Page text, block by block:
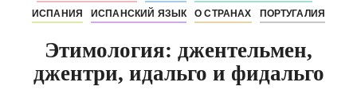
ИСПАНИЯ
ИСПАНСКИЙ ЯЗЫК О СТРАНАХ ПОРТУГАЛИЯ
Этимология: джентельмен,
джентри, идальго и фидальго